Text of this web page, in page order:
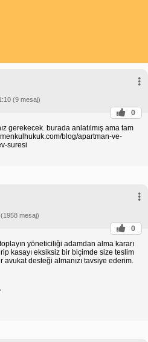
(9 mesaj)
0
gerekecek. burada anlatılmış ama tam
blog/apartman-ve-
suresi
mesaj)
0
yöneticiliği adamdan alma kararı
kasayı eksiksiz bir biçimde size teslim
desteği almanızı tavsiye ederim.